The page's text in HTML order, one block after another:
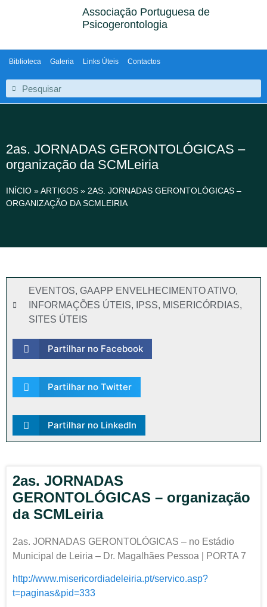
Associação Portuguesa de
Psicogerontologia
Biblioteca Galeria Links Úteis Contactos
2as. JORNADAS GERONTOLÓGICAS –
organização da SCMLeiria
INÍCIO »ARTIGOS » 2AS. JORNADAS GERONTOLÓGICAS –
ORGANIZAÇÃO DA SCMLEIRIA
EVENTOS, GAAPP ENVELHECIMENTO ATIVO,
INFORMAÇÕES ÚTEIS, IPSS, MISERICÓRDIAS,
SITES ÚTEIS
Partilhar no Facebook
Partilhar no Twitter
Partilhar no LinkedIn
2as. JORNADAS
GERONTOLÓGICAS – organização
da SCMLeiria
2as. JORNADAS GERONTOLÓGICAS – no Estádio
Municipal de Leiria – Dr. Magalhães Pessoa | PORTA 7
http://www.misericordiadeleiria.pt/servico.asp?
t=paginas&pid=333